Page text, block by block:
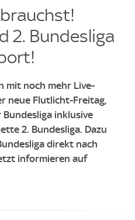
2. Bundesliga
mit noch mehr Live-
neue Flutlicht-Freitag,
Bundesliga inklusive
2. Bundesliga. Dazu
direkt nach
informieren auf